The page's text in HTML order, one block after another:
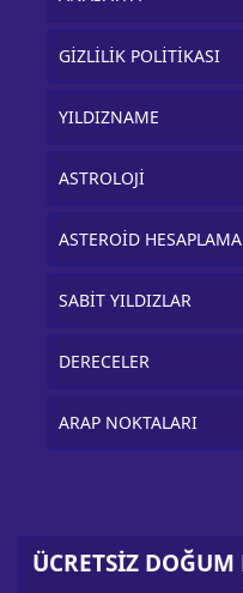
GİZLİLİK POLİTİKASI
YILDIZNAME
ASTROLOJİ
ASTEROİD HESAPLAMA
SABİT YILDIZLAR
DERECELER
ARAP NOKTALARI
ÜCRETSİZ